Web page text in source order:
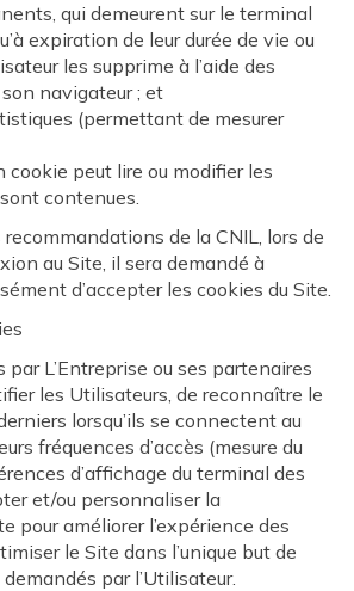
qui demeurent sur le terminal
expiration de leur durée de vie ou
les supprime à l’aide des
navigateur ; et
(permettant de mesurer
cookie peut lire ou modifier les
contenues.
de la CNIL, lors de
au Site, il sera demandé à
d’accepter les cookies du Site.
par L’Entreprise ou ses partenaires
les Utilisateurs, de reconnaître le
lorsqu’ils se connectent au
fréquences d’accès (mesure du
d’affichage du terminal des
et/ou personnaliser la
pour améliorer l’expérience des
le Site dans l’unique but de
par l’Utilisateur.